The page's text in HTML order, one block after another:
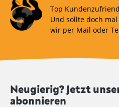
Top
Und sollte doch
wir per Mail oder
Neugierig? Jetzt
abonnieren